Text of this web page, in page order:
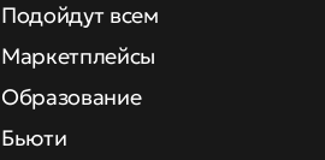
Подойдут всем
Маркетплейсы
Образование
Бьюти